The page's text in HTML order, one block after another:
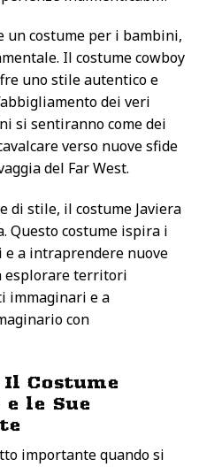
un costume per i bambini,
Il costume cowboy
uno stile autentico e
dei veri
si sentiranno come dei
verso nuove sfide
del Far West.
di stile, il costume Javiera
Questo costume ispira i
e a intraprendere nuove
esplorare territori
immaginari e a
con
Costume
le Sue
importante quando si